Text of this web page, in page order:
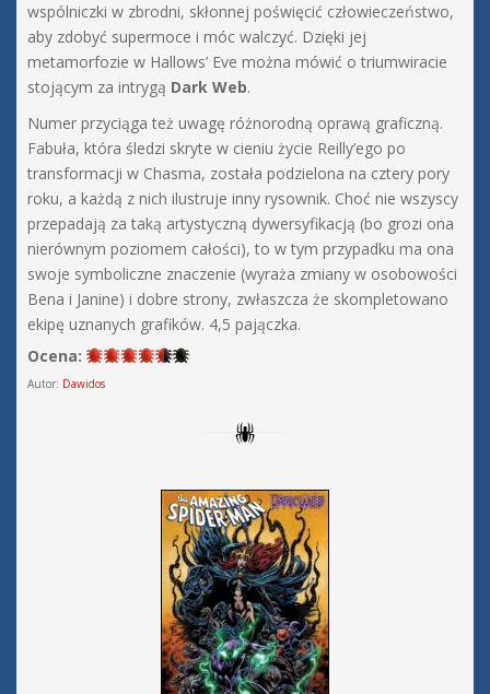
wspólniczki w zbrodni, skłonnej poświęcić człowieczeństwo,
aby zdobyć supermoce i móc walczyć. Dzięki jej
metamorfozie w Hallows’ Eve można mówić o triumwiracie
stojącym za intrygą Dark Web.
Numer przyciąga też uwagę różnorodną oprawą graficzną.
Fabuła, która śledzi skryte w cieniu życie Reilly’ego po
transformacji w Chasma, została podzielona na cztery pory
roku, a każdą z nich ilustruje inny rysownik. Choć nie wszyscy
przepadają za taką artystyczną dywersyfikacją (bo grozi ona
nierównym poziomem całości), to w tym przypadku ma ona
swoje symboliczne znaczenie (wyraża zmiany w osobowości
Bena i Janine) i dobre strony, zwłaszcza że skompletowano
ekipę uznanych grafików. 4,5 pajączka.
Ocena:
Autor: Dawidos